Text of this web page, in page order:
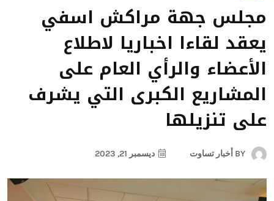
مجلس جهة مراكش اسفي
يعقد لقاءا اخباريا لاطلاع
الأعضاء والرأي العام على
المشاريع الكبرى التي يشرف
على تنزيلها
BY أخبار تساوت ديسمبر 21, 2023